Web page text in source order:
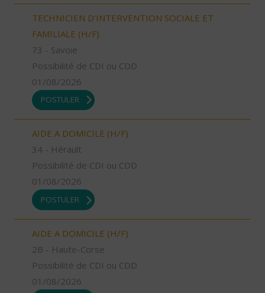
TECHNICIEN D’INTERVENTION SOCIALE ET
FAMILIALE (H/F)
73 - Savoie
Possibilité de CDI ou CDD
01/08/2026
POSTULER
AIDE A DOMICILE (H/F)
34 - Hérault
Possibilité de CDI ou CDD
01/08/2026
POSTULER
AIDE A DOMICILE (H/F)
2B - Haute-Corse
Possibilité de CDI ou CDD
01/08/2026